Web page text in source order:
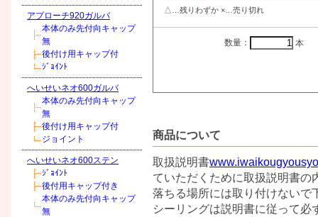
アプローチ920ガルバ
本体のみ先付向キャップ
無
後付け用キャップ付
ｼﾞｮｲﾝﾄ
へいせいネオ600ガルバ
本体のみ先付向キャップ
無
後付け用キャップ付
ジョイント
へいせいネオ600ステン
ｼﾞｮｲﾝﾄ
後付用キャップ付き
本体のみ先付向キャップ
無
△…残りわずか ×…売り切れ
数量： 本
商品について
取扱説明書
ていただくために取扱説明書
落ちる場所には取り付けないで
シーリングは説明書に従って